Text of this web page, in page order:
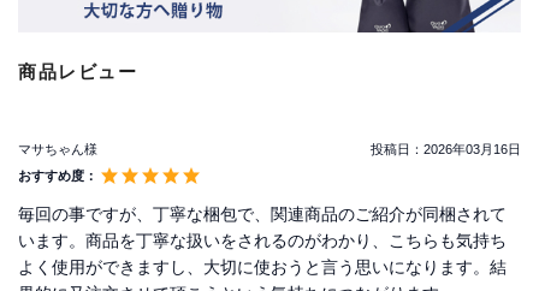
ご
利
イ
ド
よ
く
商品レビュー
マサちゃん様 投稿日： 2026年03月16日
おすすめ度：
毎回の事ですが、丁寧な梱包で、関連商品のご紹介が同梱されて
います。商品を丁寧な扱いをされるのがわかり、こちらも気持ち
よく使用ができますし、大切に使おうと言う思いになります。結